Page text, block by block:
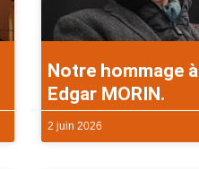
Notre hommage à
Edgar MORIN.
2 juin 2026